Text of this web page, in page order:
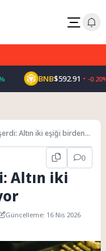
BNB$592.91 -0.20%
Altın iki eşiği birden
0
Altın iki
Güncelleme: 16 Nis 2026